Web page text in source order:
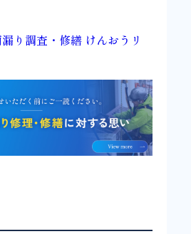
り調査・修繕 けんおうリ